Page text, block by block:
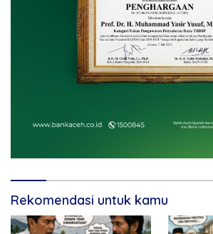
Rekomendasi untuk kamu